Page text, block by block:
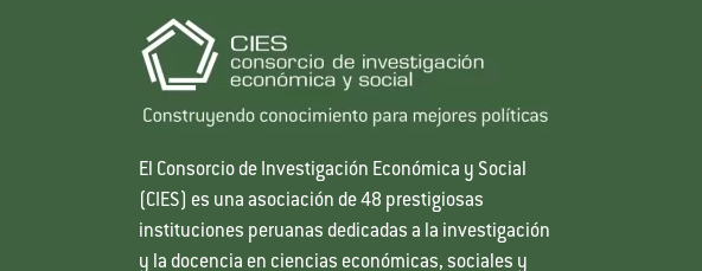
El Consorcio de Investigación Económica y Social
(CIES) es una asociación de 48 prestigiosas
instituciones peruanas dedicadas a la investigación
y la docencia en ciencias económicas, sociales y